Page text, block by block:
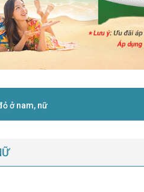
ở nam, nữ